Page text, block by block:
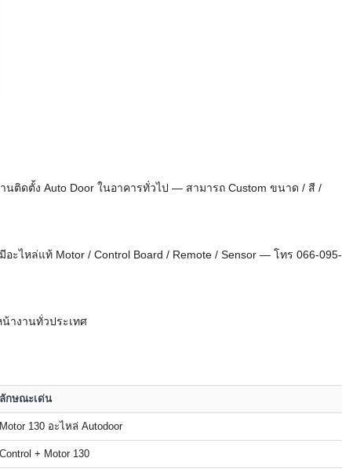
นติดตั้ง Auto Door ในอาคารทั่วไป — สามารถ Custom ขนาด / สี /
ะไหล่แท้ Motor / Control Board / Remote / Sensor — โทร 066-095-
างานทั่วประเทศ
ลักษณะเด่น
Motor 130 อะไหล่ Autodoor
Control + Motor 130